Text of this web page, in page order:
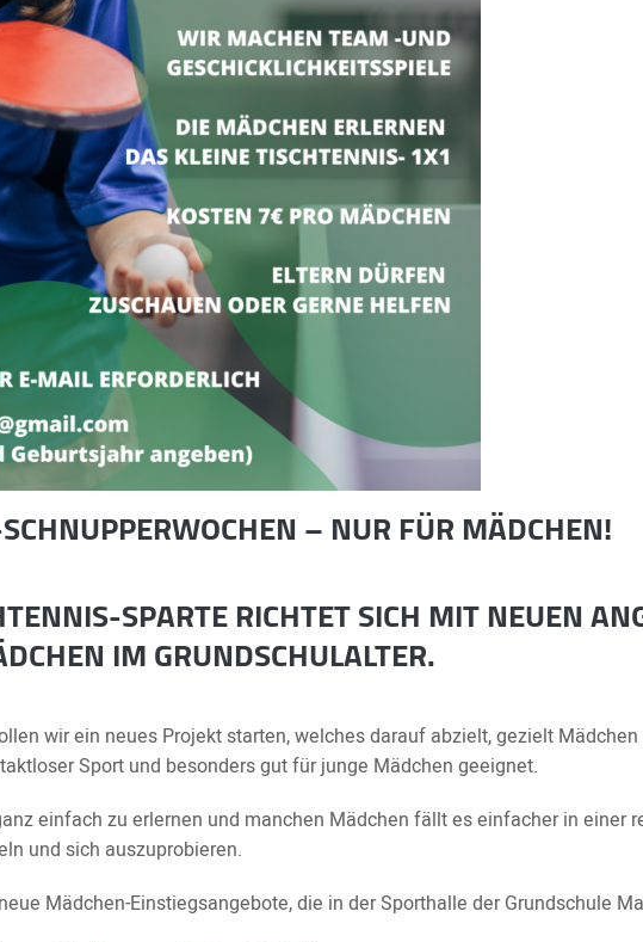
– NUR FÜR MÄDCHEN!
SPARTE RICHTET SICH MIT NEUEN
IMGRUNDSCHULALTER.
wir ein neues Projekt starten, welches darauf abzielt, gezielt
Sport und besonders gut für junge Mädchen geeignet.
einfach zu erlernen und manchen Mädchen fällt es einfacher in einer
und sich auszuprobieren.
Mädchen-Einstiegsangebote, die in der Sporthalle der Grundschule